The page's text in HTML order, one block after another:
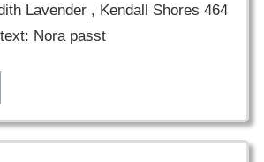
Lavender , Kendall Shores 464
Nora passt